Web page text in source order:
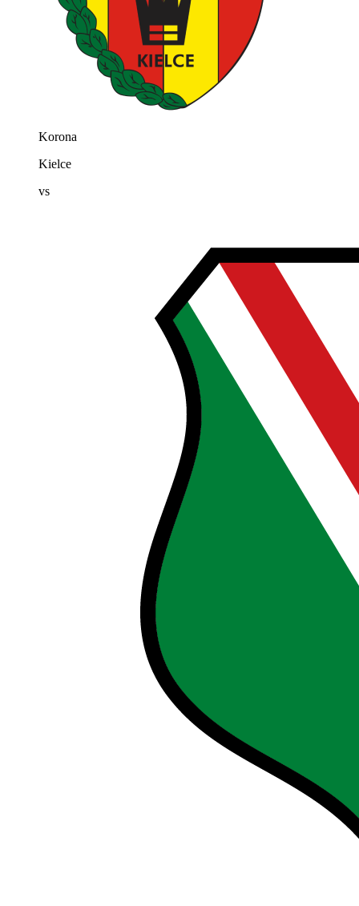
Korona
Kielce
vs